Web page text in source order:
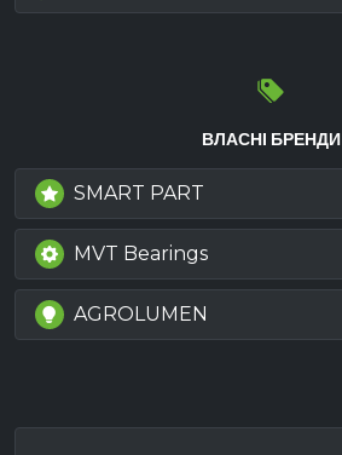
ВЛАСНІ БРЕНДИ
SMART PART
MVT Bearings
AGROLUMEN